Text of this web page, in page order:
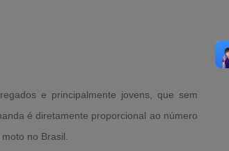
e principalmente jovens, que sem
é diretamente proporcional ao número
no Brasil.